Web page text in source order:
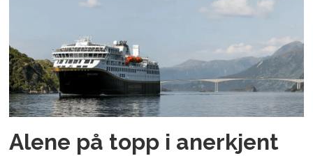
Alene på topp i anerkjent